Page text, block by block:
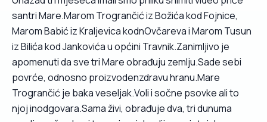
santri Mare.Marom Trogrančić iz Božića kod Fojnice,
Marom Babić iz Kraljevica kodnOvčareva i Marom Tusun
iz Bilića kod Jankovića u općini Travnik.Zanimljivo je
apomenuti da sve tri Mare obrađuju zemlju.Sade sebi
povrće, odnosno proizvodenzdravu hranu.Mare
Trogrančić je baka veseljak.Voli i sočne psovke ali to
njoj inodgovara.Sama živi, obrađuje dva, tri dunuma